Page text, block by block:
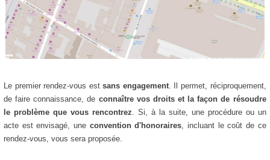
Le premier rendez-vous estsans engagement. Il permet, réciproquement,
de faire connaissance, de connaître vos droits et la façon de résoudre
le problème que vous rencontrez . Si, à la suite, une procédure ou un
acte est envisagé, uneconvention d'honoraires , incluant le coût de ce
rendez-vous, vous sera proposée.